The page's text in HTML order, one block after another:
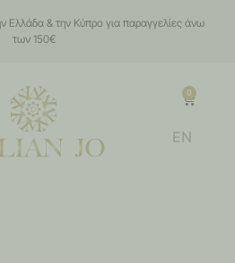
Ελλάδα & την Κύπρο για παραγγελίες άνω
των 150€
0
EN